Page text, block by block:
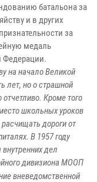
батальона за
и в других
за
медаль
Федерации.
на начало Великой
лет, но о страшной
Кроме того
школьных уроков
дороги от
В 1957 году
дел
дивизиона МООП
вневедомственной